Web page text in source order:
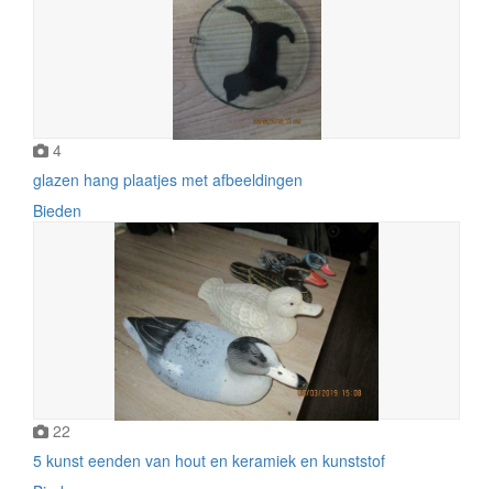
4
glazen hang plaatjes met afbeeldingen
Bieden
22
5 kunst eenden van hout en keramiek en kunststof